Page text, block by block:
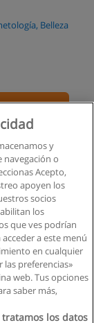
Belleza
y
navegación o
Acepto,
apoyen los
socios
los
que ves podrían
a este menú
en cualquier
las preferencias»
web. Tus opciones
saber más,
los datos